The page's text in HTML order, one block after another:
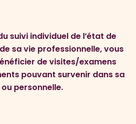
suivi individuel de l’état de
sa vie professionnelle, vous
de visites/examens
pouvant survenir dans sa
personnelle.